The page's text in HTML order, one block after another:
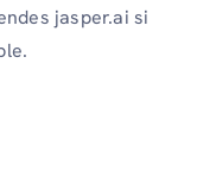
jasper.ai si